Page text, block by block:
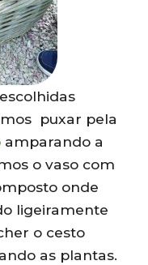
puxar pela
amparando a
o vaso com
onde
ligeiramente
o cesto
as plantas.